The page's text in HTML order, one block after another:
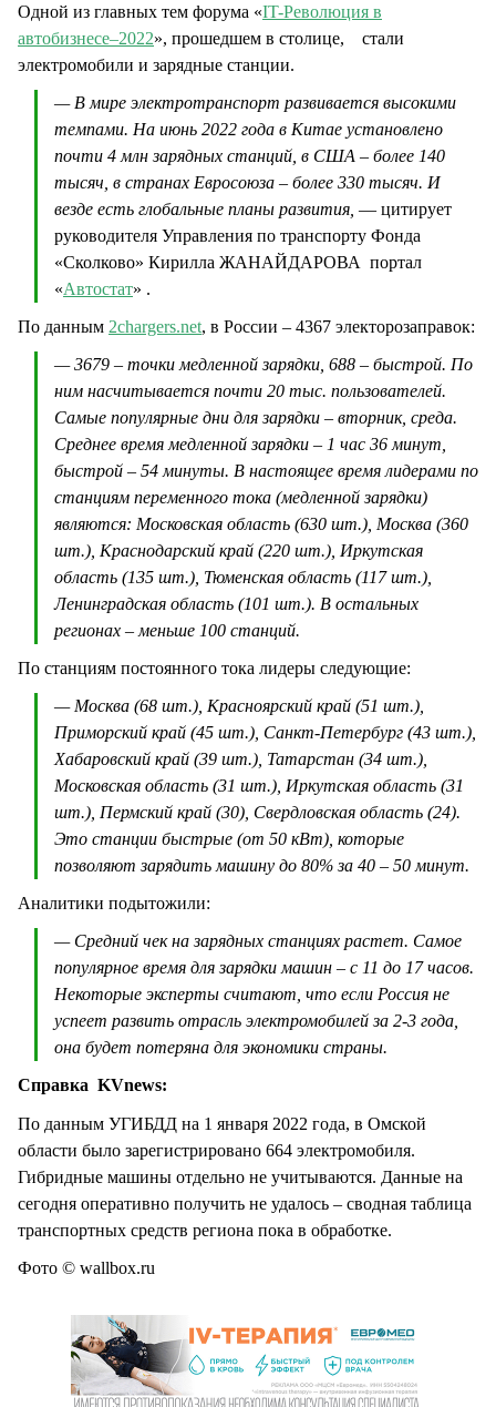
Одной из главных тем форума «IT-Революция в
автобизнесе–2022», прошедшем в столице, стали
электромобили и зарядные станции.
— В мире электротранспорт развивается высокими
темпами. На июнь 2022 года в Китае установлено
почти 4 млн зарядных станций, в США – более 140
тысяч, в странах Евросоюза – более 330 тысяч. И
везде есть глобальные планы развития, — цитирует
руководителя Управления по транспорту Фонда
«Сколково» Кирилла ЖАНАЙДАРОВА портал
«Автостат» .
По данным 2chargers.net, в России – 4367 электорозаправок:
— 3679 – точки медленной зарядки, 688 – быстрой. По
ним насчитывается почти 20 тыс. пользователей.
Самые популярные дни для зарядки – вторник, среда.
Среднее время медленной зарядки – 1 час 36 минут,
быстрой – 54 минуты. В настоящее время лидерами по
станциям переменного тока (медленной зарядки)
являются: Московская область (630 шт.), Москва (360
шт.), Краснодарский край (220 шт.), Иркутская
область (135 шт.), Тюменская область (117 шт.),
Ленинградская область (101 шт.). В остальных
регионах – меньше 100 станций.
По станциям постоянного тока лидеры следующие:
— Москва (68 шт.), Красноярский край (51 шт.),
Приморский край (45 шт.), Санкт-Петербург (43 шт.),
Хабаровский край (39 шт.), Татарстан (34 шт.),
Московская область (31 шт.), Иркутская область (31
шт.), Пермский край (30), Свердловская область (24).
Это станции быстрые (от 50 кВт), которые
позволяют зарядить машину до 80% за 40 – 50 минут.
Аналитики подытожили:
— Средний чек на зарядных станциях растет. Самое
популярное время для зарядки машин – с 11 до 17 часов.
Некоторые эксперты считают, что если Россия не
успеет развить отрасль электромобилей за 2-3 года,
она будет потеряна для экономики страны.
Справка KVnews:
По данным УГИБДД на 1 января 2022 года, в Омской
области было зарегистрировано 664 электромобиля.
Гибридные машины отдельно не учитываются. Данные на
сегодня оперативно получить не удалось – сводная таблица
транспортных средств региона пока в обработке.
Фото © wallbox.ru